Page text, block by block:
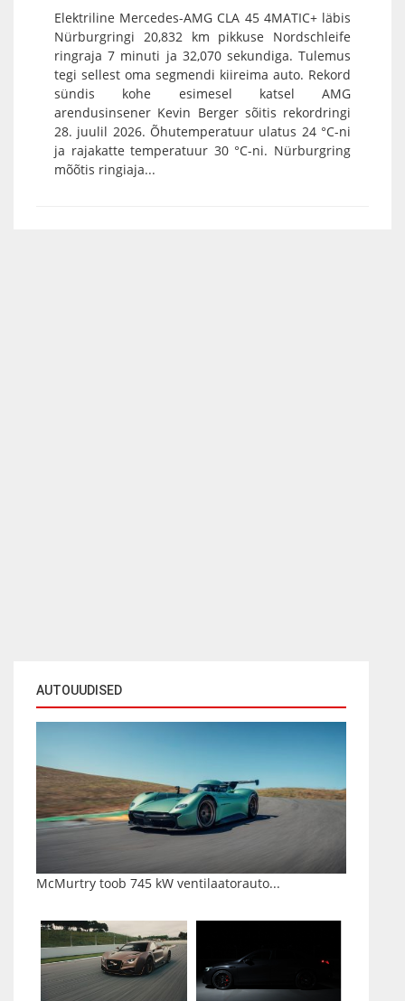
AUTOUUDISED
McMurtry toob 745 kW ventilaatorauto...
Elektriline Mercedes-AMG CLA 45 4MATIC+ läbis
Nürburgringi 20,832 km pikkuse Nordschleife
ringraja 7 minuti ja 32,070 sekundiga. Tulemus
tegi sellest oma segmendi kiireima auto. Rekord
sündis kohe esimesel katsel AMG
arendusinsener Kevin Berger sõitis rekordringi
28. juulil 2026. Õhutemperatuur ulatus 24 °C-ni
ja rajakatte temperatuur 30 °C-ni. Nürburgring
mõõtis ringiaja...